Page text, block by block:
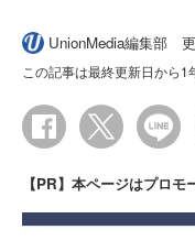
UnionMedia編集部
この記事は最終更新日から1
【PR】本ページはプロ